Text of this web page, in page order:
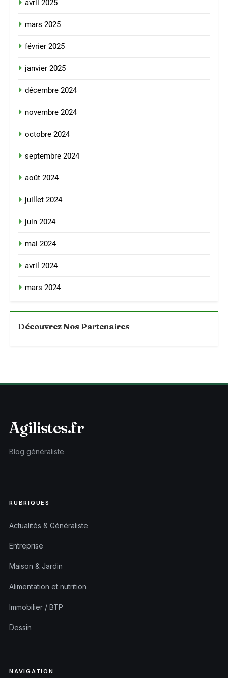
avril 2025
mars 2025
février 2025
janvier 2025
décembre 2024
novembre 2024
octobre 2024
septembre 2024
août 2024
juillet 2024
juin 2024
mai 2024
avril 2024
mars 2024
Découvrez Nos Partenaires
Agilistes.fr
Blog généraliste
RUBRIQUES
Actualités & Généraliste
Entreprise
Maison & Jardin
Alimentation et nutrition
Immobilier / BTP
Dessin
NAVIGATION